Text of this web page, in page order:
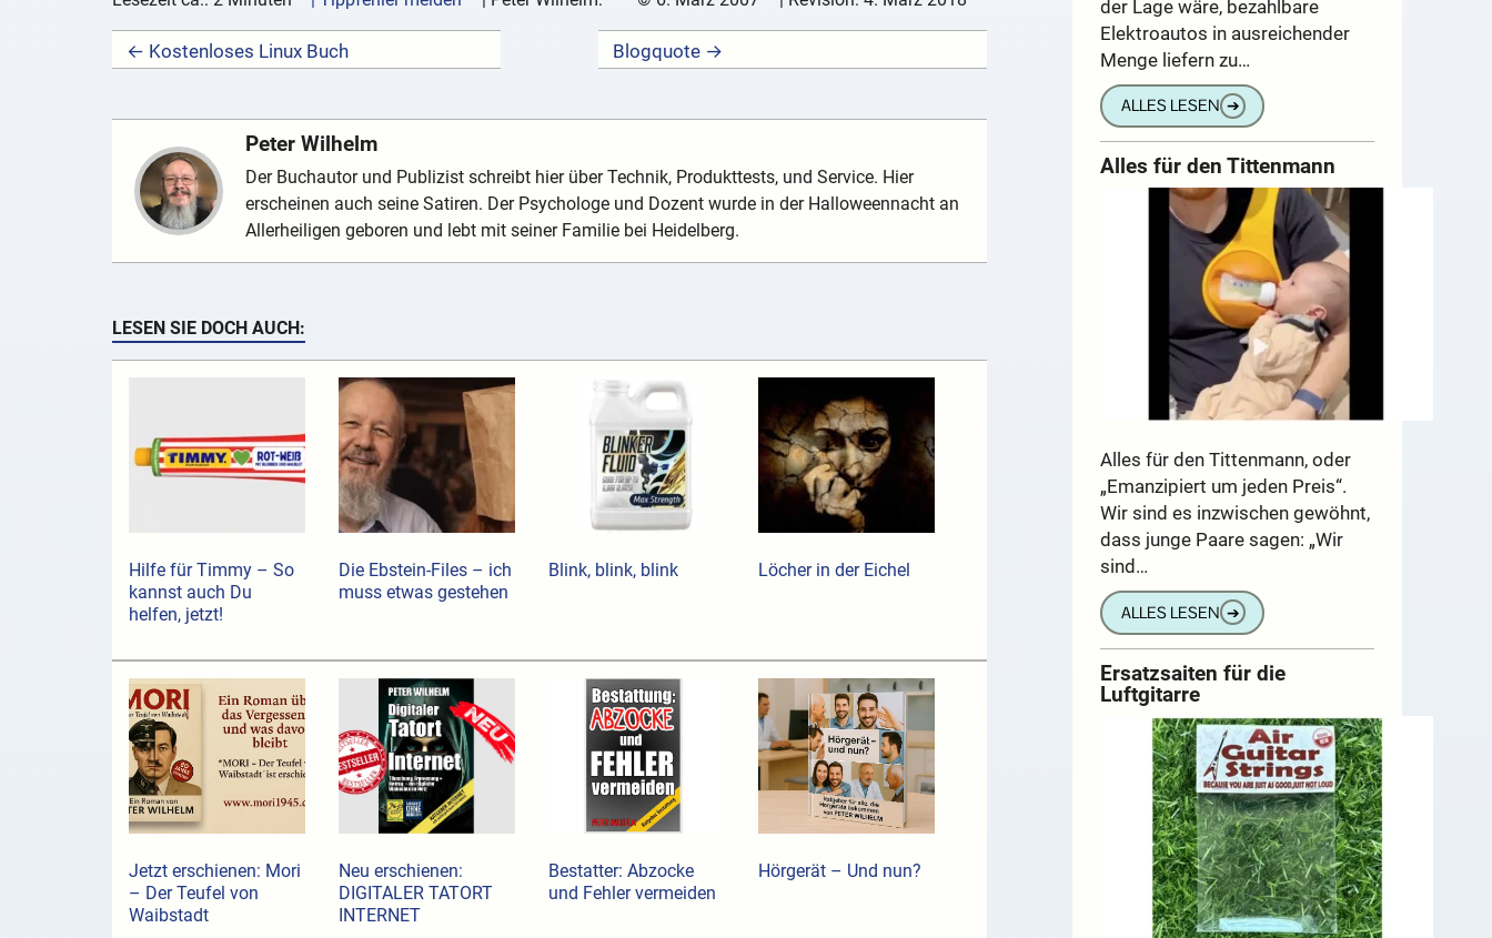
← Kostenloses Linux Buch Blogquote →
Peter Wilhelm
Der Buchautor und Publizist schreibt hier über Technik, Produkttests, und Service. Hier
erscheinen auch seine Satiren. Der Psychologe und Dozent wurde in der Halloweennacht an
Allerheiligen geboren und lebt mit seiner Familie bei Heidelberg.
LESEN SIE DOCH AUCH:
Hilfe für Timmy – So
kannst auch Du
helfen, jetzt!
Die Ebstein-Files – ich
muss etwas gestehen
Blink, blink, blink Löcher in der Eichel
Jetzt erschienen: Mori
– Der Teufel von
Waibstadt
Neu erschienen:
DIGITALER TATORT
INTERNET
Bestatter: Abzocke
und Fehler vermeiden
Hörgerät – Und nun?
der Lage wäre, bezahlbare
Elektroautos in ausreichender
Menge liefern zu…
ALLES LESEN ➔
Alles für den Tittenmann
Alles für den Tittenmann, oder
„Emanzipiert um jeden Preis“.
Wir sind es inzwischen gewöhnt,
dass junge Paare sagen: „Wir
sind…
ALLES LESEN ➔
Ersatzsaiten für die
Luftgitarre